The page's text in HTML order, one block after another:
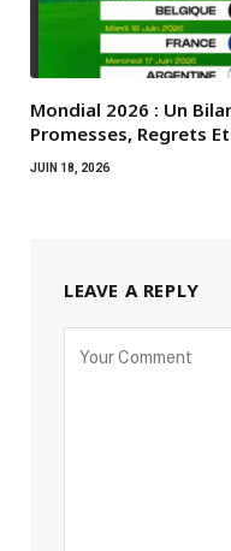
Mondial 2026 : Un
Promesses, Regrets
JUIN 18, 2026
LEAVE A REPLY